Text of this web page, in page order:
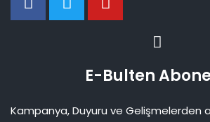
E-Bulten
Kampanya, Duyuru ve Gelişmelerden